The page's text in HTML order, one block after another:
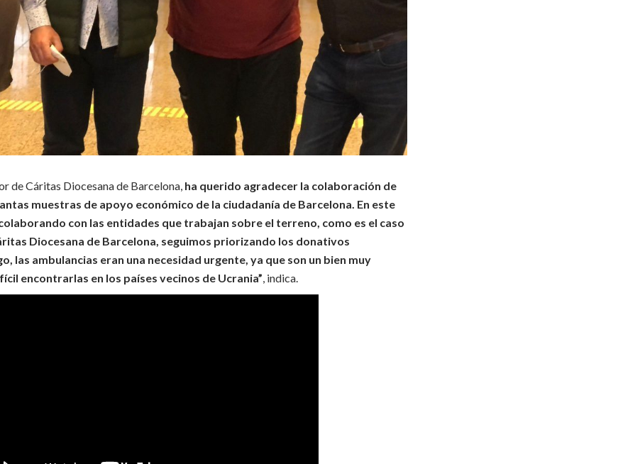
de Cáritas Diocesana de Barcelona, ​​ha querido agradecer la colaboración de
muestras de apoyo económico de la ciudadanía de Barcelona. En este
con las entidades que trabajan sobre el terreno, como es el caso
Diocesana de Barcelona, ​​seguimos priorizando los donativos
las ambulancias eran una necesidad urgente, ya que son un bien muy
encontrarlas en los países vecinos de Ucrania” , indica.